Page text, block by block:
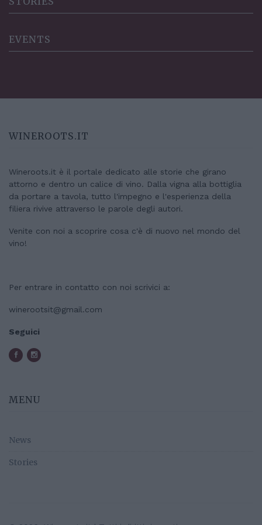
EVENTS
WINEROOTS.IT
Wineroots.it è il portale dedicato alle storie che girano
attorno e dentro un calice di vino. Dalla vigna alla bottiglia
da portare a tavola, tutto l'impegno e l'esperienza della
filiera rivive attraverso le parole degli autori.
Venite con noi a scoprire cosa c'è di nuovo nel mondo del
vino!
Per entrare in contatto con noi scrivici a:
winerootsit@gmail.com
Seguici
MENU
News
Stories